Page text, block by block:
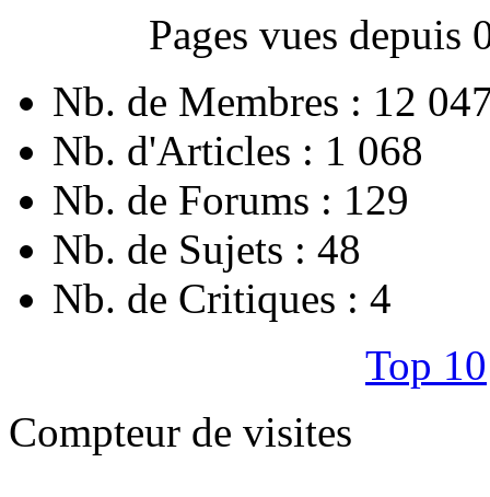
Pages vues
Nb. de Membres : 12
Nb. d'Articles : 1 068
Nb. de Forums : 129
Nb. de Sujets : 48
Nb. de Critiques : 4
Top 10
Compteur de visites